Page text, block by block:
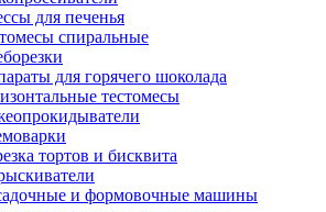
для печенья
спиральные
для горячего шоколада
тестомесы
тортов и бисквита
и формовочные машины